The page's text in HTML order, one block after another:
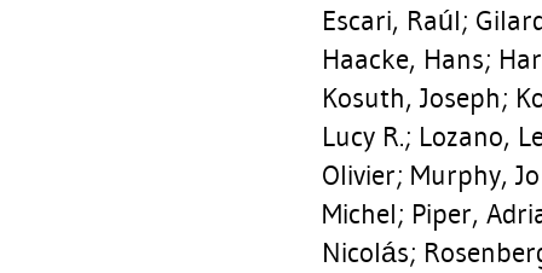
Escari, Raúl;
Haacke, Hans;
Kosuth, Joseph;
Lucy R.; Lozano,
Olivier; Murphy,
Michel; Piper,
Nicolás;